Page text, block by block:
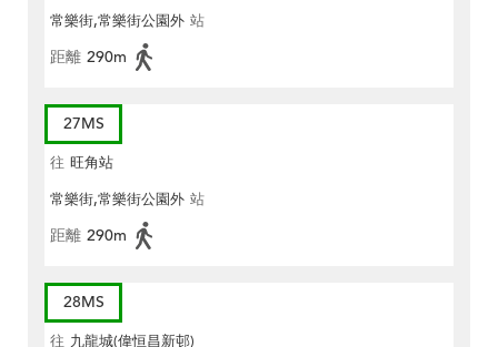
常樂街,常樂街公園外 站
距離 290m
27MS
往 旺角站
常樂街,常樂街公園外 站
距離 290m
28MS
往 九龍城(偉恒昌新邨)